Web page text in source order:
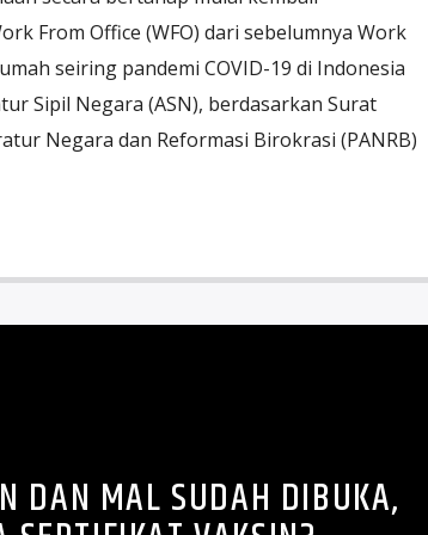
From Office (WFO) dari sebelumnya Work
seiring pandemi COVID-19 di Indonesia
Sipil Negara (ASN), berdasarkan Surat
Negara dan Reformasi Birokrasi (PANRB)
DAN MAL SUDAH DIBUKA,